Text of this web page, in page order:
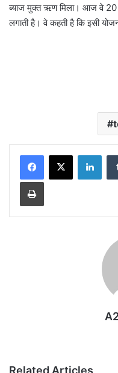
ब्याज मुक्त ऋण मिला। आज वे 20
लगाती है। वे कहती है कि इसी
Print